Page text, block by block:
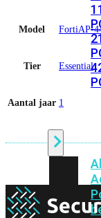
Model FortiAP-
Tier Essential
Aantal jaar 1